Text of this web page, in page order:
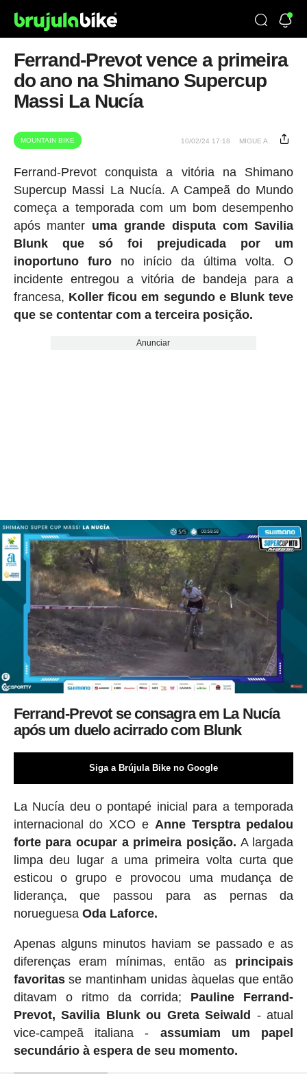
Ferrand-Prevot vence a primeira
do ano na Shimano Supercup
Massi La Nucía
MOUNTAIN BIKE 10/02/24 17:18 MIGUE A.
Ferrand-Prevot conquista a vitória na Shimano
Supercup Massi La Nucía. A Campeã do Mundo
começa a temporada com um bom desempenho
após manter uma grande disputa com Savilia
Blunk que só foi prejudicada por um
inoportuno furo no início da última volta. O
incidente entregou a vitória de bandeja para a
francesa, Koller ficou em segundo e Blunk teve
que se contentar com a terceira posição.
Anunciar
Ferrand-Prevot se consagra em La Nucía
após um duelo acirrado com Blunk
Siga a Brújula Bike no Google
La Nucía deu o pontapé inicial para a temporada
internacional do XCO e Anne Tersptra pedalou
forte para ocupar a primeira posição. A largada
limpa deu lugar a uma primeira volta curta que
esticou o grupo e provocou uma mudança de
liderança, que passou para as pernas da
norueguesa Oda Laforce.
Apenas alguns minutos haviam se passado e as
diferenças eram mínimas, então as principais
favoritasse mantinham unidas àquelas que então
ditavam o ritmo da corrida; Pauline Ferrand-
Prevot, Savilia Blunk ou Greta Seiwald - atual
vice-campeã italiana - assumiam um papel
secundário à espera de seu momento.